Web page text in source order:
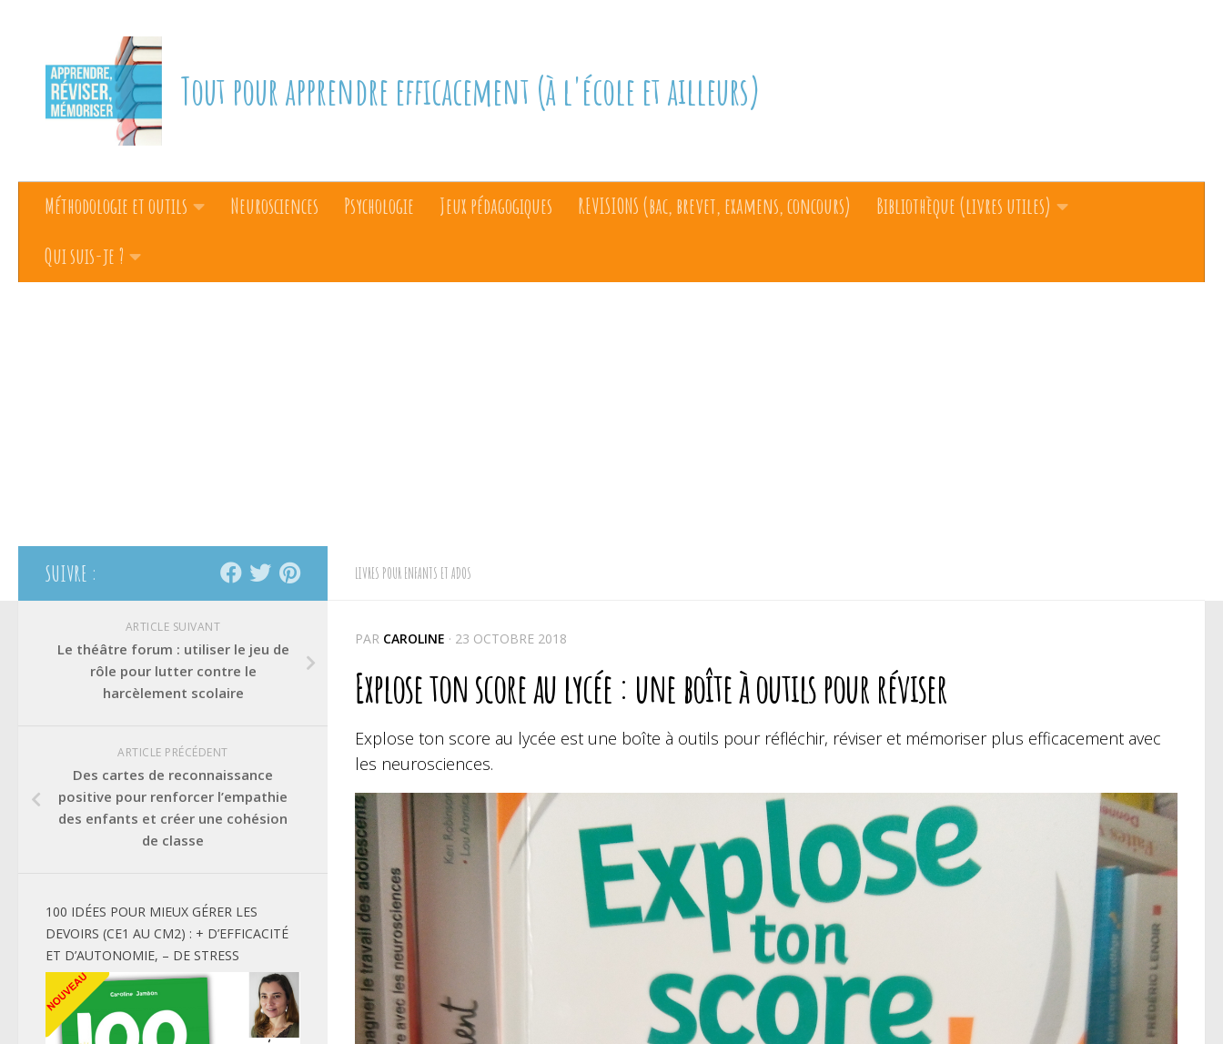
Tout pour apprendre efficacement (à l'école et ailleurs)
Méthodologie et outils Neurosciences Psychologie Jeux pédagogiques REVISIONS (bac, brevet, examens, concours)
Bibliothèque (livres utiles)
Qui suis-je ?
LIVRES POUR ENFANTS ET ADOS
PAR CAROLINE · 23 OCTOBRE 2018
Explose ton score au lycée : une boîte à outils pour réviser
Explose ton score au lycée est une boîte à outils pour réfléchir, réviser et mémoriser plus efficacement avec
les neurosciences.
SUIVRE :
ARTICLE SUIVANT
Le théâtre forum : utiliser le jeu de
rôle pour lutter contre le
harcèlement scolaire
ARTICLE PRÉCÉDENT
Des cartes de reconnaissance
positive pour renforcer l’empathie
des enfants et créer une cohésion
de classe
100 IDÉES POUR MIEUX GÉRER LES
DEVOIRS (CE1 AU CM2) : + D’EFFICACITÉ
ET D’AUTONOMIE, – DE STRESS